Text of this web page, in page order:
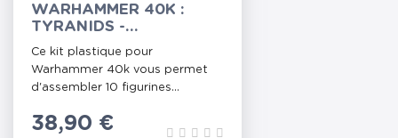
WARHAMMER 40K :
TYRANIDS -
HORMAGAUNTS
Ce kit plastique pour
Warhammer 40k vous permet
d'assembler 10 figurines...
Prix
38,90 €